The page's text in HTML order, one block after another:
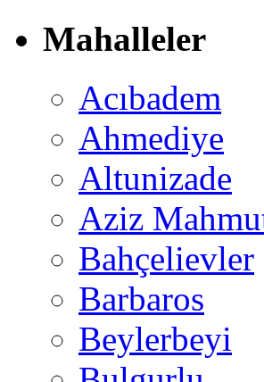
Mahalleler
Acıbadem
Ahmediye
Altunizade
Aziz
Bahçelievler
Barbaros
Beylerbeyi